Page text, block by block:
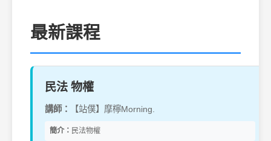
最新課程
民法 物權
講師： 【站僕】摩檸Morning.
簡介： 民法物權